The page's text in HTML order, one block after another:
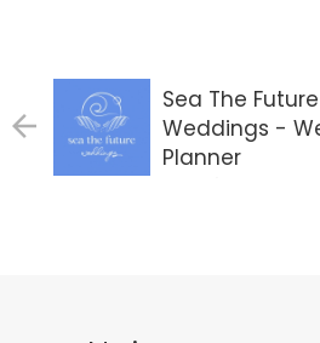
Sea The Future
Weddings -
Planner